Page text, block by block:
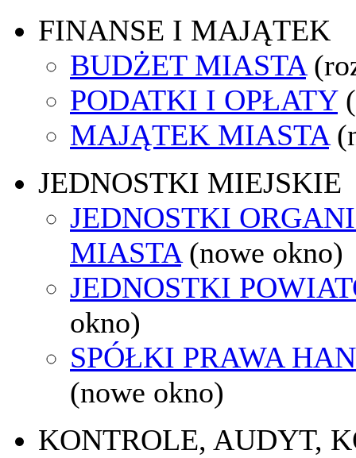
FINANSE I MAJĄTEK
BUDŻET MIASTA
PODATKI I OPŁATY
MAJĄTEK MIASTA
JEDNOSTKI MIEJSKIE
JEDNOSTKI
MIASTA (nowe okno)
JEDNOSTKI
okno)
SPÓŁKI PRAWA
(nowe okno)
KONTROLE, AUDYT,